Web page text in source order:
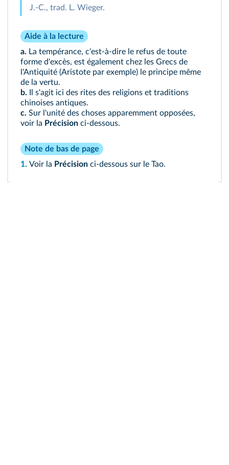
J.-C., trad. L. Wieger.
Aide à la lecture
a. La tempérance, c'est‑à‑dire le refus de toute
forme d'excès, est également chez les Grecs de
l'Antiquité (Aristote par exemple) le principe même
de la vertu.
b.
Il s'agit ici des rites des religions et traditions
chinoises antiques.
c. Sur l'unité des choses apparemment opposées,
voir la Précision ci-dessous.
Note de bas de page
1. Voir la Précision ci‑dessous sur le Tao.